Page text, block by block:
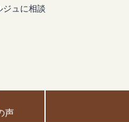
ジュに相談
声